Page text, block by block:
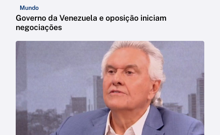
Mundo
Governo da Venezuela e oposição iniciam
negociações